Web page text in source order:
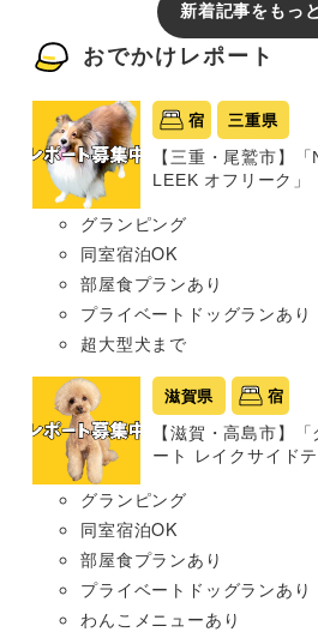
新着記事をもっ
おでかけレポート
宿 三重県
【三重・尾鷲市】
LEEK オフリーク」
グランピング
同室宿泊OK
部屋食プランあり
プライベートドッグランあり
超大型犬まで
滋賀県 宿
【滋賀・高島市】
ート レイクサイドテ
グランピング
同室宿泊OK
部屋食プランあり
プライベートドッグランあり
わんこメニューあり